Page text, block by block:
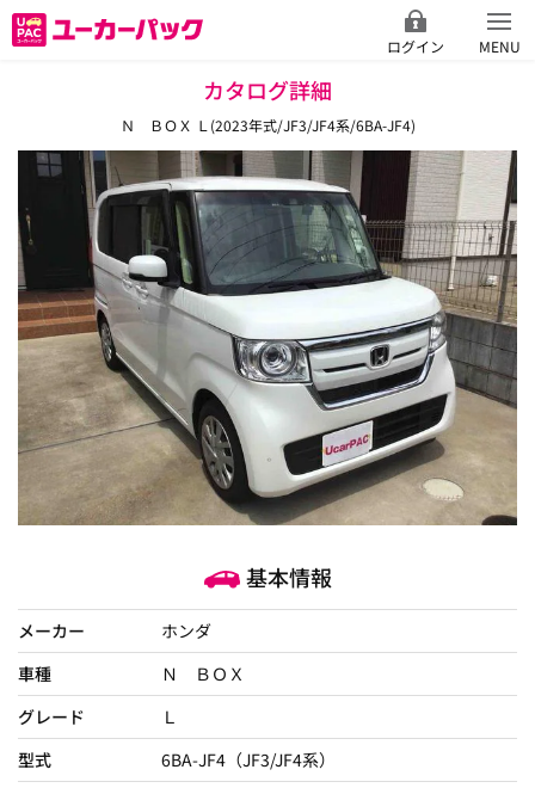
ログイン MENU
カタログ詳細
Ｎ ＢＯＸ Ｌ(2023年式/JF3/JF4系/6BA-JF4)
基本情報
メーカー
ホンダ
車種
Ｎ ＢＯＸ
グレード
Ｌ
型式
6BA-JF4（JF3/JF4系）